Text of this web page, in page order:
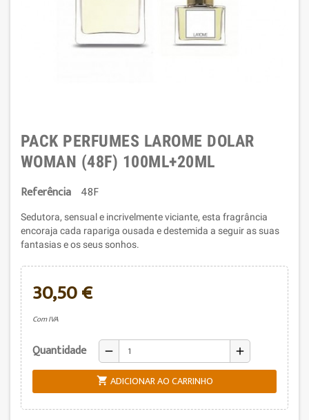
PACK PERFUMES LAROME DOLAR
WOMAN (48F) 100ML+20ML
Referência 48F
Sedutora, sensual e incrivelmente viciante, esta fragrância
encoraja cada rapariga ousada e destemida a seguir as suas
fantasias e os seus sonhos.
30,50 €
Com IVA
Quantidade remove add
 ADICIONAR AO CARRINHO